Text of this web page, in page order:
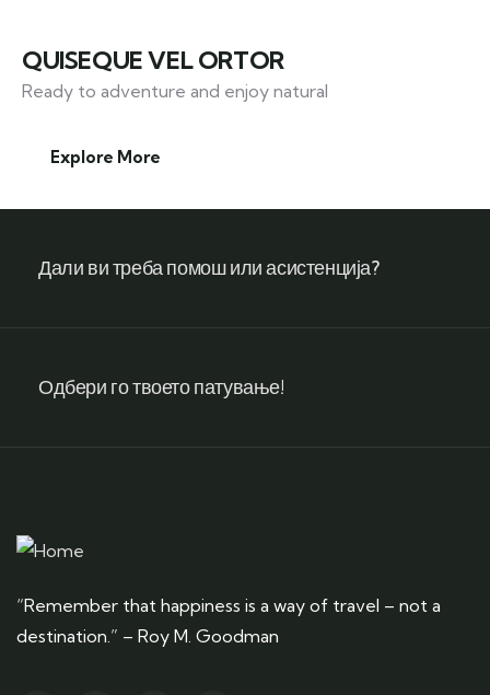
QUISEQUE VEL ORTOR
Ready to adventure and enjoy natural
Explore More
Дали ви треба помош или асистенција?
Одбери го твоето патување!
“Remember that happiness is a way of travel – not a
destination.” – Roy M. Goodman